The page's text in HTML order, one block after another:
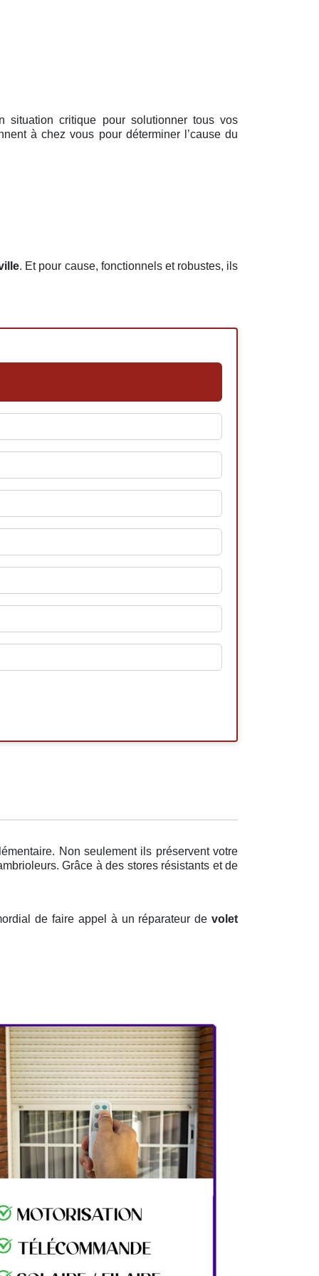
situation critique pour solutionner tous vos
à chez vous pour déterminer l’cause du
. Et pour cause, fonctionnels et robustes, ils
Non seulement ils préservent votre
Grâce à des stores résistants et de
de faire appel à un réparateur devolet